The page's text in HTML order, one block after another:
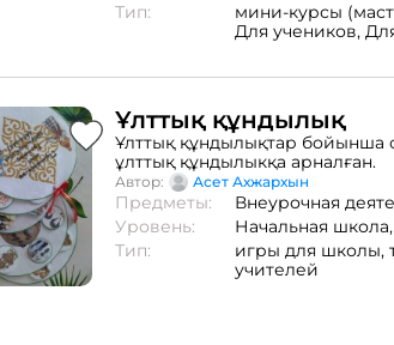
Тип:
мини-курсы
Для учеников,
Ұлттық құндылық
Ұлттық құндылықтар
ұлттық құндылыкқа арналған.
Автор: Асет Ахжархын
Предметы:
Внеурочная
Уровень:
Начальная школа,
Тип:
игры для школы,
учителей